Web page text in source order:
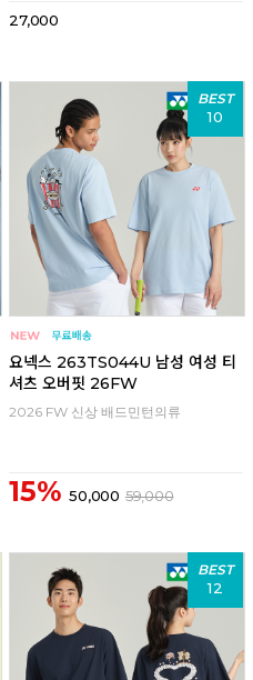
27,000
BEST
10
요넥스 263TS044U 남성 여성 티
셔츠 오버핏 26FW
2026 FW 신상 배드민턴의류
15% 50,000 59,000
BEST
12